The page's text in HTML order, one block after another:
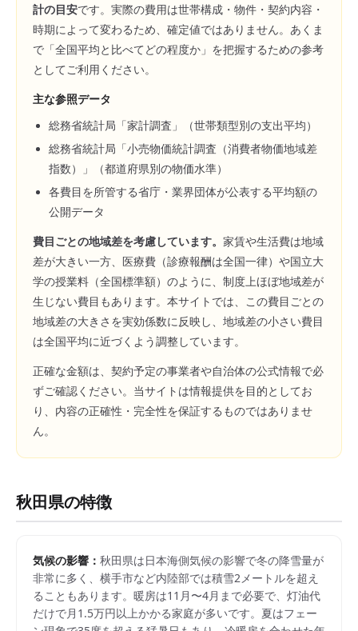
計の目安です。実際の費用は世帯構成・物件・契約内容・
時期によって変わるため、確定値ではありません。あくま
で「全国平均と比べてどの程度か」を把握するための参考
としてご利用ください。
主な参照データ
総務省統計局「家計調査」（世帯類型別の支出平均）
総務省統計局「小売物価統計調査（消費者物価地域差
指数）」（都道府県別の物価水準）
各費目を所管する省庁・業界団体が公表する平均額の
公開データ
費目ごとの地域差を考慮しています。 家賃や生活費は地域
差が大きい一方、医療費（診療報酬は全国一律）や国立大
学の授業料（全国標準額）のように、制度上ほぼ地域差が
生じない費目もあります。本サイトでは、この費目ごとの
地域差の大きさを実効係数に反映し、地域差の小さい費目
は全国平均に近づくよう調整しています。
正確な金額は、契約予定の事業者や自治体の公式情報で必
ずご確認ください。当サイトは情報提供を目的としてお
り、内容の正確性・完全性を保証するものではありませ
ん。
秋田県の特徴
気候の影響： 秋田県は日本海側気候の影響で冬の降雪量が
非常に多く、横手市など内陸部では積雪2メートルを超え
ることもあります。暖房は11月〜4月まで必要で、灯油代
だけで月1.5万円以上かかる家庭が多いです。夏はフェー